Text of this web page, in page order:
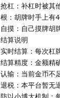
抢杠：补杠时被其
根：胡牌时手上有
自摸：自己摸牌胡
结算说明
实时结算：每次杠
结算精度：金额精
认输：当前金币不
退税：本平台暂无